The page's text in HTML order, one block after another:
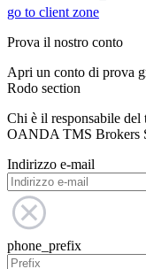
go to client zone
Prova il nostro conto
Apri un conto di prova
Rodo section
Chi è il responsabile del
OANDA TMS Brokers
Indirizzo e-mail
phone_prefix